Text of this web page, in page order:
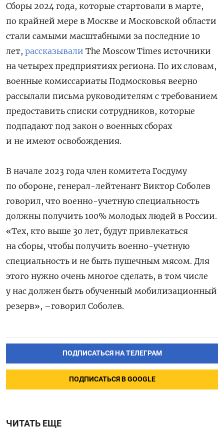
Сборы 2024 года, которые стартовали в марте,
по крайней мере в Москве и Московской области
стали самыми масштабными за последние 10
лет, рассказывали The Moscow Times источники
на четырех предприятиях региона. По их словам,
военные комиссариаты Подмосковья веерно
рассылали письма руководителям с требованием
предоставить списки сотрудников, которые
подпадают под закон о военных сборах
и не имеют освобождения.
В начале 2023 года член комитета Госдуму
по обороне, генерал-лейтенант Виктор Соболев
говорил, что военно-учетную специальность
должны получить 100% молодых людей в России.
«Тех, кто выше 30 лет, будут привлекаться
на сборы, чтобы получить военно-учетную
специальность и не быть пушечным мясом. Для
этого нужно очень многое сделать, в том числе
у нас должен быть обученный мобилизационный
резерв», –говорил Соболев.
ПОДПИСАТЬСЯ НА ТЕЛЕГРАМ
ПОДПИСАТЬСЯ В GOOGLE
ЧИТАТЬ ЕЩЕ